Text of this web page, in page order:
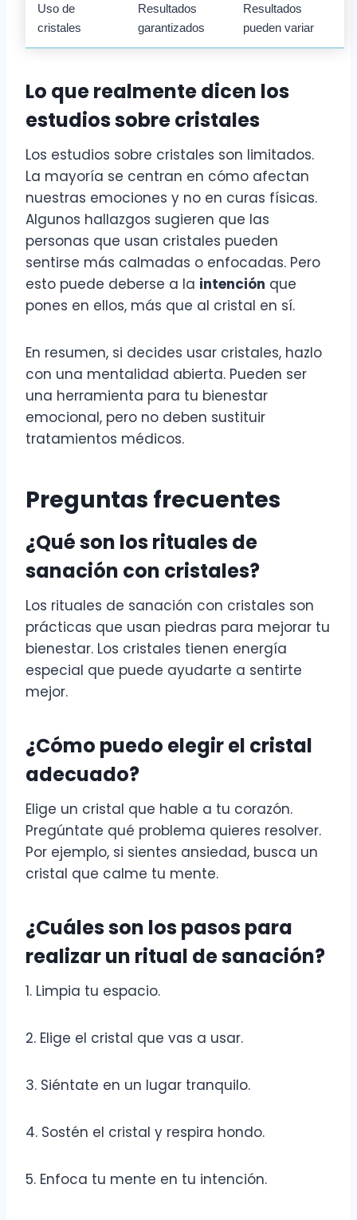
Uso de
cristales
Resultados
garantizados
Resultados
pueden variar
Lo que realmente dicen los
estudios sobre cristales
Los estudios sobre cristales son limitados.
La mayoría se centran en cómo afectan
nuestras emociones y no en curas físicas.
Algunos hallazgos sugieren que las
personas que usan cristales pueden
sentirse más calmadas o enfocadas. Pero
esto puede deberse a la intención que
pones en ellos, más que al cristal en sí.
En resumen, si decides usar cristales, hazlo
con una mentalidad abierta. Pueden ser
una herramienta para tu bienestar
emocional, pero no deben sustituir
tratamientos médicos.
Preguntas frecuentes
¿Qué son los rituales de
sanación con cristales?
Los rituales de sanación con cristales son
prácticas que usan piedras para mejorar tu
bienestar. Los cristales tienen energía
especial que puede ayudarte a sentirte
mejor.
¿Cómo puedo elegir el cristal
adecuado?
Elige un cristal que hable a tu corazón.
Pregúntate qué problema quieres resolver.
Por ejemplo, si sientes ansiedad, busca un
cristal que calme tu mente.
¿Cuáles son los pasos para
realizar un ritual de sanación?
1. Limpia tu espacio.
2. Elige el cristal que vas a usar.
3. Siéntate en un lugar tranquilo.
4. Sostén el cristal y respira hondo.
5. Enfoca tu mente en tu intención.